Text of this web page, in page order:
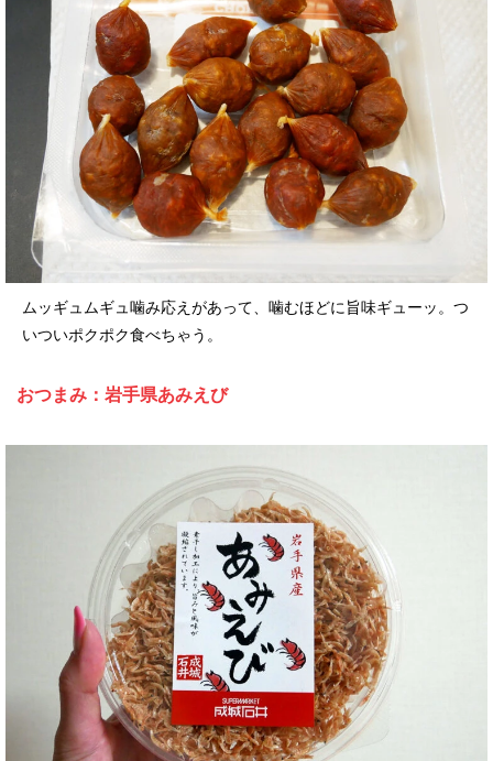
ムッギュムギュ噛み応えがあって、噛むほどに旨味ギューッ。つ
いついポクポク食べちゃう。
おつまみ：岩手県あみえび